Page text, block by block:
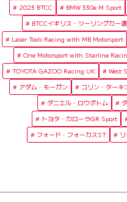
2023 BTCC BMW 330e M Sport
BTCCイギリス・ツーリングカー
Laser Tools Racing with MB Motorsport
One Motorsport with Starline
TOYOTA GAZOO Racing UK
West
アダム・モーガン
コリン・ターキ
ダニエル・ロウボトム
トヨタ・カローラGR Sport
フォード・フォーカスST